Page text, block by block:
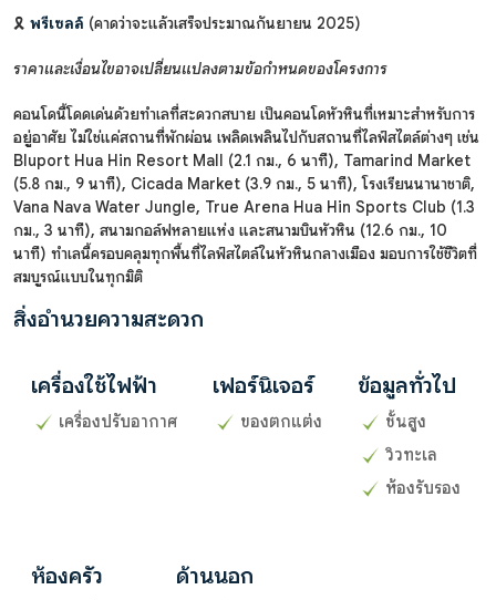
🎗️ พรีเซลล์ (คาดว่าจะแล้วเสร็จประมาณกันยายน 2025)
ราคาและเงื่อนไขอาจเปลี่ยนแปลงตามข้อกำหนดของโครงการ
คอนโดนี้โดดเด่นด้วยทำเลที่สะดวกสบาย เป็นคอนโดหัวหินที่เหมาะสำหรับการ
อยู่อาศัย ไม่ใช่แค่สถานที่พักผ่อน เพลิดเพลินไปกับสถานที่ไลฟ์สไตล์ต่างๆ เช่น
Bluport Hua Hin Resort Mall (2.1 กม., 6 นาที), Tamarind Market
(5.8 กม., 9 นาที), Cicada Market (3.9 กม., 5 นาที), โรงเรียนนานาชาติ,
Vana Nava Water Jungle, True Arena Hua Hin Sports Club (1.3
กม., 3 นาที), สนามกอล์ฟหลายแห่ง และสนามบินหัวหิน (12.6 กม., 10
นาที) ทำเลนี้ครอบคลุมทุกพื้นที่ไลฟ์สไตล์ในหัวหินกลางเมือง มอบการใช้ชีวิตที่
สมบูรณ์แบบในทุกมิติ
สิ่งอำนวยความสะดวก
เครื่องใช้ไฟฟ้า
เครื่องปรับอากาศ
เฟอร์นิเจอร์
ของตกแต่ง
ข้อมูลทั่วไป
ชั้นสูง
วิวทะเล
ห้องรับรอง
ห้องครัว ด้านนอก